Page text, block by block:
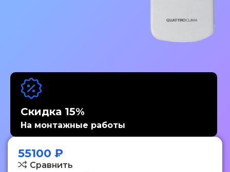
Скидка 15%
На монтажные работы
55100 ₽
Сравнить